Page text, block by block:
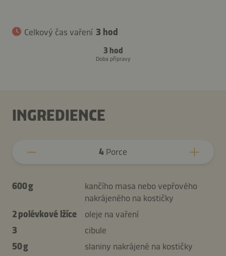
Celkový čas vaření 3 hod
3 hod
Doba přípravy
INGREDIENCE
4 Porce
600 g
kančího masa nebo vepřového
nakrájeného na kostičky
2 polévkové lžíce
oleje na vaření
3
cibule
50 g
slaniny nakrájené na kostičky